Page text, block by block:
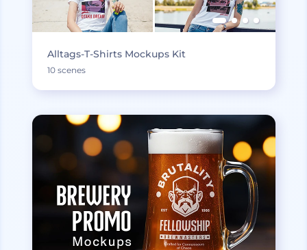
Alltags-T-Shirts Mockups Kit
10 scenes